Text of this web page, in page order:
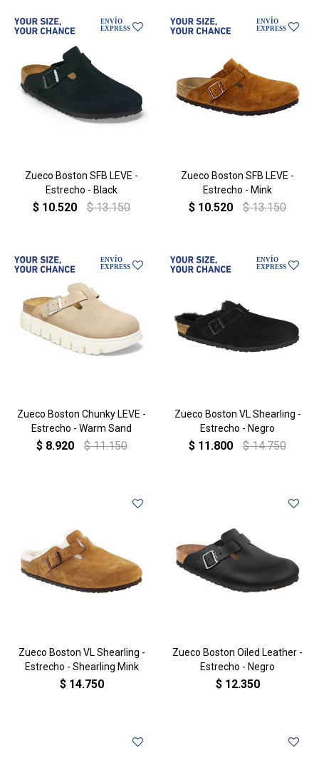
Zueco Boston SFB LEVE -
Estrecho - Black
$ 10.520 $ 13.150
Zueco Boston SFB LEVE -
Estrecho - Mink
$ 10.520 $ 13.150
Zueco Boston Chunky LEVE -
Estrecho - Warm Sand
$ 8.920 $ 11.150
Zueco Boston VL Shearling -
Estrecho - Negro
$ 11.800 $ 14.750
Zueco Boston VL Shearling -
Estrecho - Shearling Mink
$ 14.750
Zueco Boston Oiled Leather -
Estrecho - Negro
$ 12.350